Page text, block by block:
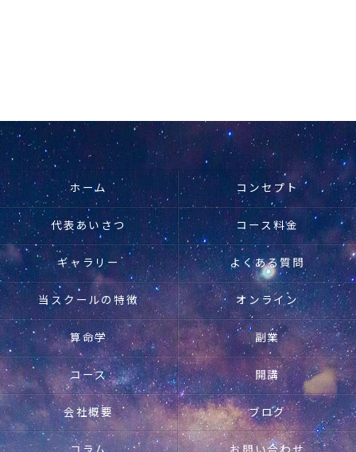
ホーム コンセプト
代表あいさつ コース料金
ギャラリー よくある質問
当スクールの特徴 オンライン
算命学 副業
コース 開講
会社概要 ブログ